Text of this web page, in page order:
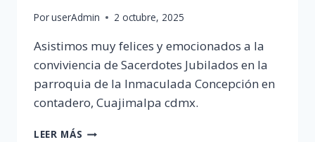
PoruserAdmin 2 octubre, 2025
Asistimos muy felices y emocionados a la
conviviencia de Sacerdotes Jubilados en la
parroquia de la Inmaculada Concepción en
contadero, Cuajimalpa cdmx.
LEER MÁS CONVIVENCIA